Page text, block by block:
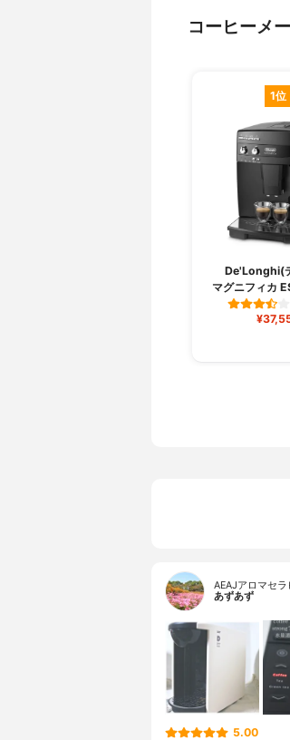
コーヒーメ
1位
De'Longhi(
マグニフィカ
AEAJアロマセラ
あずあず
5.00